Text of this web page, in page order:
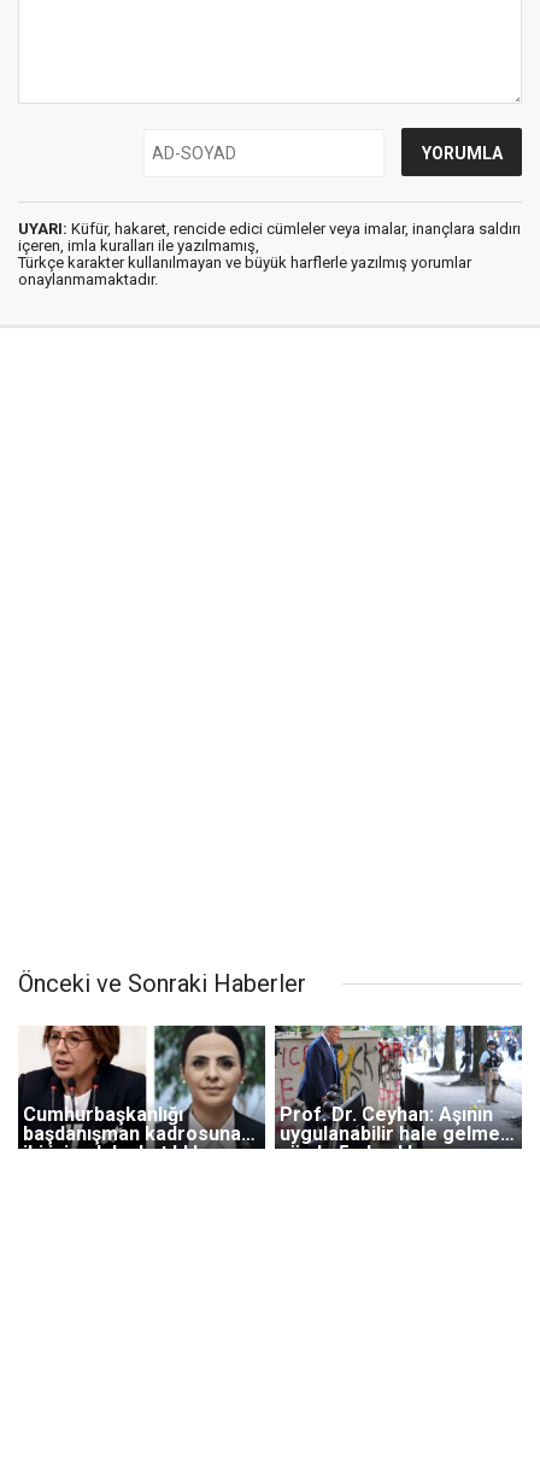
UYARI: Küfür, hakaret, rencide edici cümleler veya imalar, inançlara saldırı
içeren, imla kuralları ile yazılmamış,
Türkçe karakter kullanılmayan ve büyük harflerle yazılmış yorumlar
onaylanmamaktadır.
Önceki ve Sonraki Haberler
Cumhurbaşkanlığı
başdanışman kadrosuna
iki isim daha katıldı!
Prof. Dr. Ceyhan: Aşının
uygulanabilir hale gelmesi
yüzde 5 olasılık